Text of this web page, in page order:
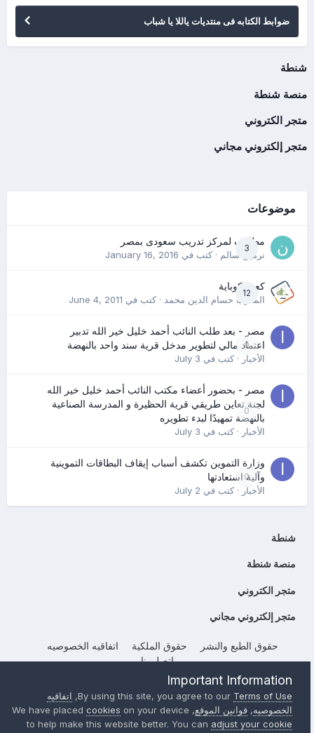
ضوابط الكتابه فى منتديات ياللا يا شباب
شنطة
منصة شنطة
متجر الكتروني
متجر إلكتروني مجاني
موضوعات
3
مطلوب لمركز تدريب سعودى بمصر
نرمين سالم· كتب في January 16, 2016
12
كعب كوباية
المدرب حسام الدين محمد· كتب في June 4, 2011
0
مصر - بعد طلب النائب أحمد خليل خير الله تدبير
اعتماد مالي لتطوير مدخل قرية سند واحد بالنهضة
الأخبار· كتب في July 3
0
مصر - بحضور أعضاء مكتب النائب أحمد خليل خير الله
لجنة تعاين طريقي قرية الحظيرة و المدرسة الصناعية
بالنهضة تمهيدًا لبدء تطويره
الأخبار· كتب في July 3
0
وزارة التموين تكشف أسباب إيقاف البطاقات التموينية
وآلية استعادتها
الأخبار· كتب في July 2
شنطة
منصة شنطة
متجر الكتروني
متجر إلكتروني مجاني
حقوق الطبع والنشر حقوق الملكية
اتفاقيه الخصوصيه
إتصل بنا
Powered by Invision CommunityImportant Information
By using this site, you agree to ourTerms of Use
, اتفاقيه
الخصوصيه, قوانين الموقع, We have placed
cookies on your device
to help make this website better. You canadjust your cookie